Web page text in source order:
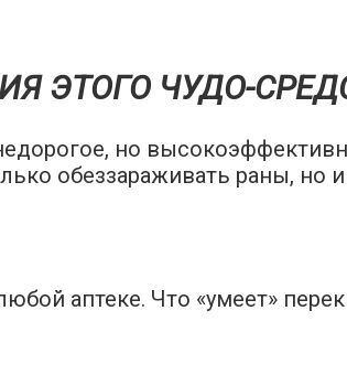
ЭТОГО ЧУДО-
но
обеззараживать раны, но
аптеке. Что «умеет»